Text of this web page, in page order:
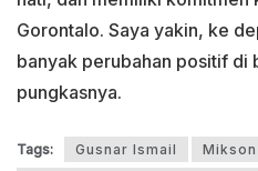
Gorontalo. Saya yakin, ke
banyak perubahan positif di
pungkasnya.
Tags: Gusnar Ismail